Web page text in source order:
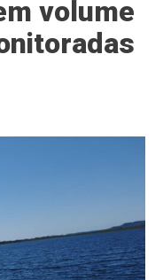
volume